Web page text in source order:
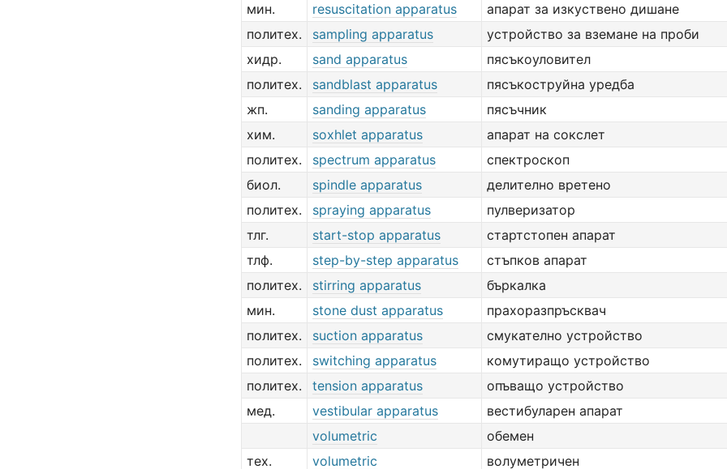
мин.
resuscitation apparatus
апарат за изкуствено дишане
политех.
sampling apparatus
устройство за вземане на проби
хидр.
sand apparatus
пясъкоуловител
политех.
sandblast apparatus
пясъкоструйна уредба
жп.
sanding apparatus
пясъчник
хим.
soxhlet apparatus
апарат на сокслет
политех.
spectrum apparatus
спектроскоп
биол.
spindle apparatus
делително вретено
политех.
spraying apparatus
пулверизатор
тлг.
start-stop apparatus
стартстопен апарат
тлф.
step-by-step apparatus
стъпков апарат
политех.
stirring apparatus
бъркалка
мин.
stone dust apparatus
прахоразпръсквач
политех.
suction apparatus
смукателно устройство
политех.
switching apparatus
комутиращо устройство
политех.
tension apparatus
опъващо устройство
мед.
vestibular apparatus
вестибуларен апарат
volumetric
обемен
тех.
volumetric
волуметричен